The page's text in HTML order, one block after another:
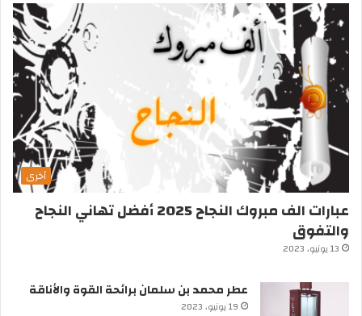
أخرى
عبارات الف مبروك النجاح 2025 أفضل تهاني النجاح
والتفوق
13 يونيو، 2023
عطر محمد بن سلمان برائحة القوة والأناقة
19 يونيو، 2023